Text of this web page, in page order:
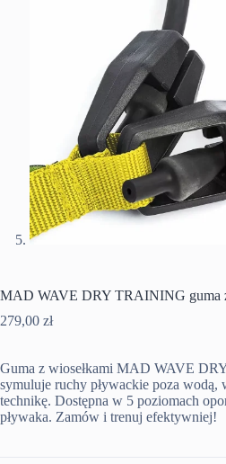
MAD WAVE DRY TRAINING guma
279,00 zł
Guma z wiosełkami MAD WAVE
symuluje ruchy pływackie poza wodą,
technikę. Dostępna w 5 poziomach
pływaka. Zamów i trenuj efektywniej!